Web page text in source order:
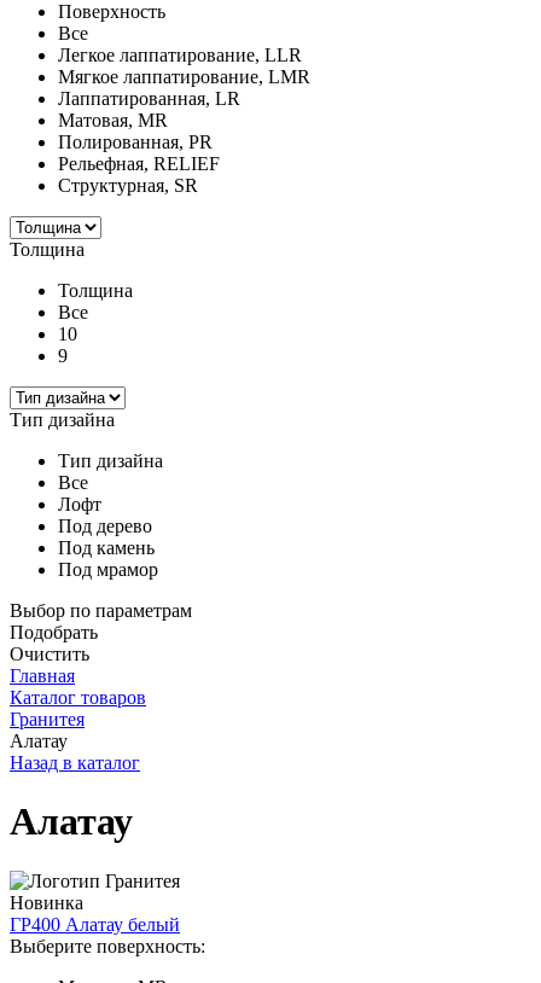
Поверхность
Все
Легкое лаппатирование, LLR
Мягкое лаппатирование, LMR
Лаппатированная, LR
Матовая, MR
Полированная, PR
Рельефная, RELIEF
Структурная, SR
Толщина
Толщина
Все
10
9
Тип дизайна
Тип дизайна
Все
Лофт
Под дерево
Под камень
Под мрамор
Выбор по параметрам
Подобрать
Очистить
Главная
Каталог товаров
Гранитея
Алатау
Назад в каталог
Алатау
Новинка
ГР400 Алатау белый
Выберите поверхность: